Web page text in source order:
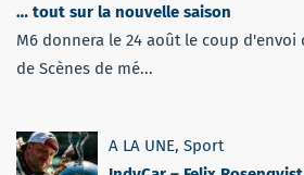
… tout sur la nouvelle saison
M6 donnera le 24 août le coup d'envoi
de Scènes de mé...
A LA UNE, Sport